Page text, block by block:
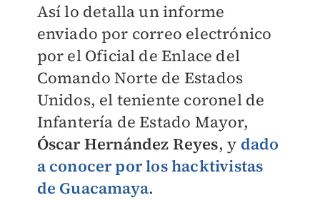
Así lo detalla un informe
enviado por correo electrónico
por el Oficial de Enlace del
Comando Norte de Estados
Unidos, el teniente coronel de
Infantería de Estado Mayor,
Óscar Hernández Reyes, y dado
a conocer por los hacktivistas
de Guacamaya.